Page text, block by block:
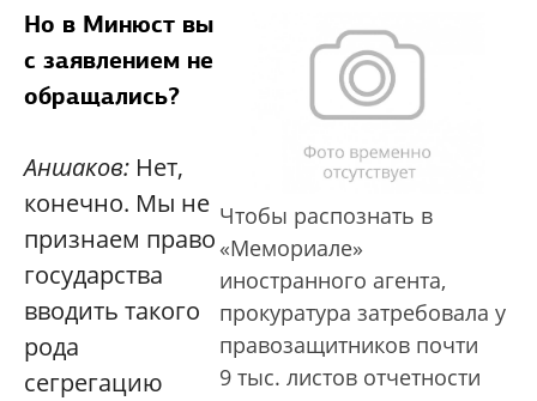
Чтобы распознать в
«Мемориале»
иностранного агента,
прокуратура затребовала у
правозащитников почти
9 тыс. листов отчетности
Но в Минюст вы
с заявлением не
обращались?
Аншаков: Нет,
конечно. Мы не
признаем право
государства
вводить такого
рода
сегрегацию